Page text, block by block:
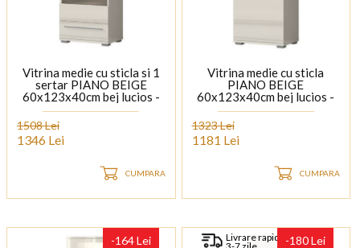
Vitrina medie cu sticla si 1
sertar PIANO BEIGE
60x123x40cm bej lucios -
sticla, manere si picioare
1508 Lei
1346 Lei
CUMPARA
Vitrina medie cu sticla
PIANO BEIGE
60x123x40cm bej lucios -
sticla, maner si picioare
1323 Lei
1181 Lei
CUMPARA
-164 Lei Livrare rapida
3-7 zile -180 Lei